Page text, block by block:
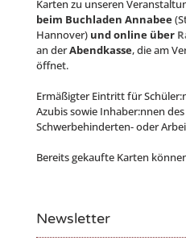
Karten zu unseren
beim Buchladen Annabee
Hannover) und online über
an derAbendkasse, die am
öffnet.
Ermäßigter Eintritt für
Azubis sowie Inhaber:nnen
Schwerbehinderten- oder
Bereits gekaufte Karten
Newsletter